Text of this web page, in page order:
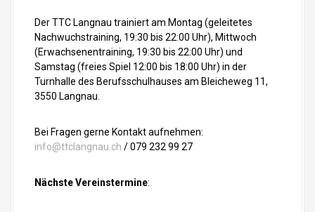
Der TTC Langnau trainiert am Montag (geleitetes
Nachwuchstraining, 19:30 bis 22:00 Uhr), Mittwoch
(Erwachsenentraining, 19:30 bis 22:00 Uhr) und
Samstag (freies Spiel 12:00 bis 18:00 Uhr) in der
Turnhalle des Berufsschulhauses am Bleicheweg 11,
3550 Langnau.
Bei Fragen gerne Kontakt aufnehmen:
info@ttclangnau.ch / 079 232 99 27
Nächste Vereinstermine: